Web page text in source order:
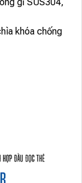
khóa chống